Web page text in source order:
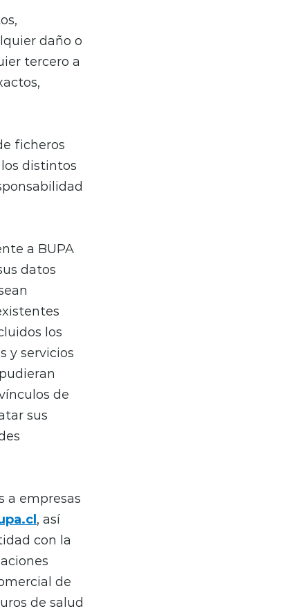
daño o
tercero a
ficheros
distintos
a BUPA
datos
los
y servicios
de
sus
a empresas
, así
con la
de
de salud